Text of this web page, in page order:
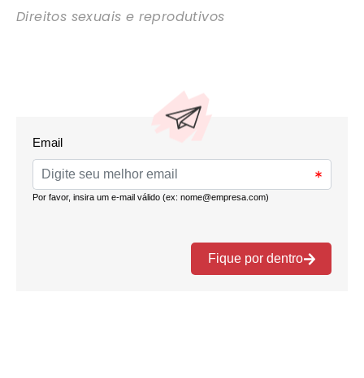
Direitos sexuais e reprodutivos